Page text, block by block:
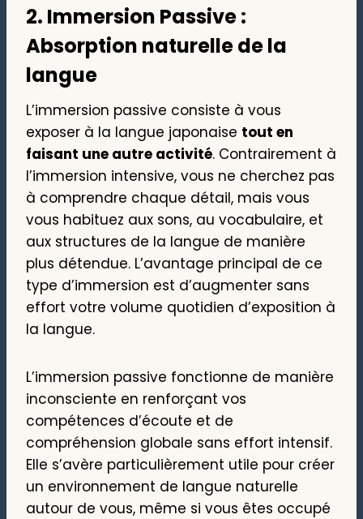
2. Immersion Passive :
Absorption naturelle de la
langue
L’immersion passive consiste à vous
exposer à la langue japonaise tout en
faisant une autre activité. Contrairement à
l’immersion intensive, vous ne cherchez pas
à comprendre chaque détail, mais vous
vous habituez aux sons, au vocabulaire, et
aux structures de la langue de manière
plus détendue. L’avantage principal de ce
type d’immersion est d’augmenter sans
effort votre volume quotidien d’exposition à
la langue.
L’immersion passive fonctionne de manière
inconsciente en renforçant vos
compétences d’écoute et de
compréhension globale sans effort intensif.
Elle s’avère particulièrement utile pour créer
un environnement de langue naturelle
autour de vous, même si vous êtes occupé